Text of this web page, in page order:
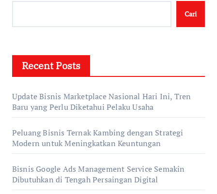
Cari
Recent Posts
Update Bisnis Marketplace Nasional Hari Ini, Tren
Baru yang Perlu Diketahui Pelaku Usaha
Peluang Bisnis Ternak Kambing dengan Strategi
Modern untuk Meningkatkan Keuntungan
Bisnis Google Ads Management Service Semakin
Dibutuhkan di Tengah Persaingan Digital